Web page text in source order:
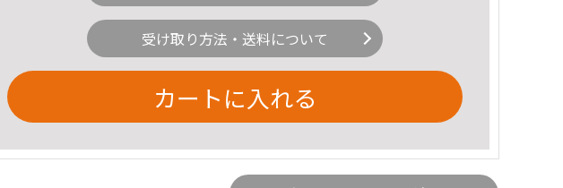
受け取り方法・送料について
カートに入れる